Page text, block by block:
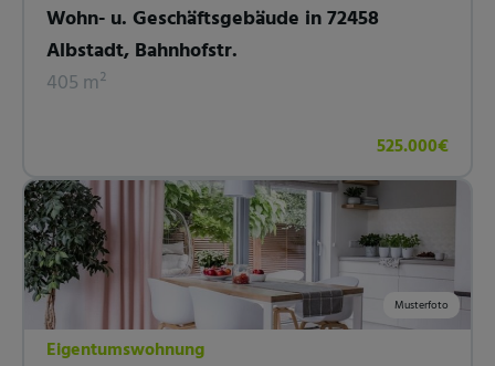
Wohn- u. Geschäftsgebäude in 72458
Albstadt, Bahnhofstr.
405 m²
525.000€
Musterfoto
Eigentumswohnung